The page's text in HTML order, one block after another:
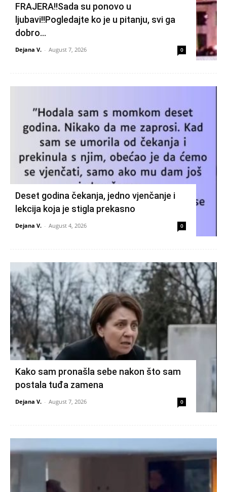
FRAJERA!!Sada su ponovo u
ljubavi!!Pogledajte ko je u pitanju, svi ga
dobro...
Dejana V. - August 7, 2026 0
Deset godina čekanja, jedno vjenčanje i
lekcija koja je stigla prekasno
Dejana V. - August 4, 2026 0
Kako sam pronašla sebe nakon što sam
postala tuđa zamena
Dejana V. - August 7, 2026 0